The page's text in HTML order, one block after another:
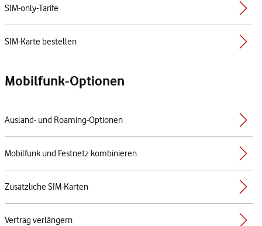
SIM-only-Tarife
SIM-Karte bestellen
Mobilfunk-Optionen
Ausland- und Roaming-Optionen
Mobilfunk und Festnetz kombinieren
Zusätzliche SIM-Karten
Vertrag verlängern